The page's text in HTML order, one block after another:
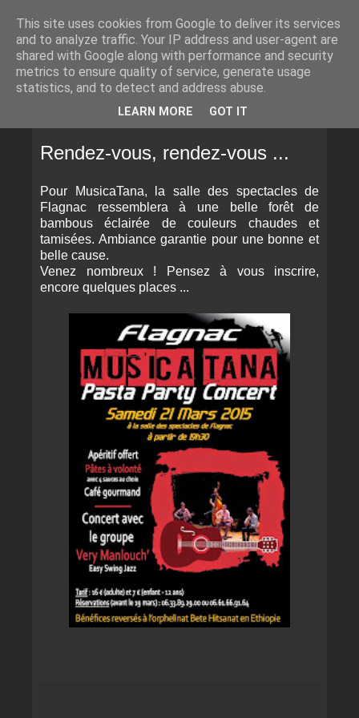
Rendez-vous, rendez-vous ...
Pour MusicaTana, la salle des spectacles de
Flagnac ressemblera à une belle forêt de
bambous éclairée de couleurs chaudes et
tamisées. Ambiance garantie pour une bonne et
belle cause.
Venez nombreux ! Pensez à vous inscrire,
encore quelques places ...
This site uses cookies from Google to deliver its services
and to analyze traffic. Your IP address and user-agent are
shared with Google along with performance and security
metrics to ensure quality of service, generate usage
statistics, and to detect and address abuse.
LEARN MORE GOT IT